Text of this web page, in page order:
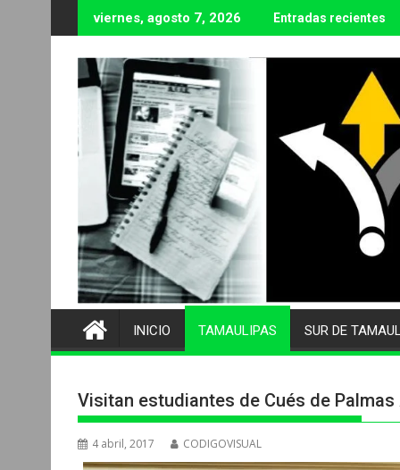
al
contenido
viernes, agosto 7, 2026 Entradas recientes
INICIO TAMAULIPAS SUR DE
Visitan estudiantes de Cués de
4 abril, 2017 CODIGOVISUAL